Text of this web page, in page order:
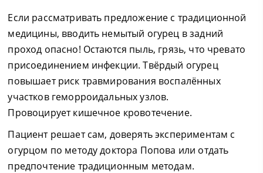
Если рассматривать предложение с традиционной
медицины, вводить немытый огурец в задний
проход опасно! Остаются пыль, грязь, что чревато
присоединением инфекции. Твёрдый огурец
повышает риск травмирования воспалённых
участков геморроидальных узлов.
Провоцирует кишечное кровотечение.
Пациент решает сам, доверять экспериментам с
огурцом по методу доктора Попова или отдать
предпочтение традиционным методам.